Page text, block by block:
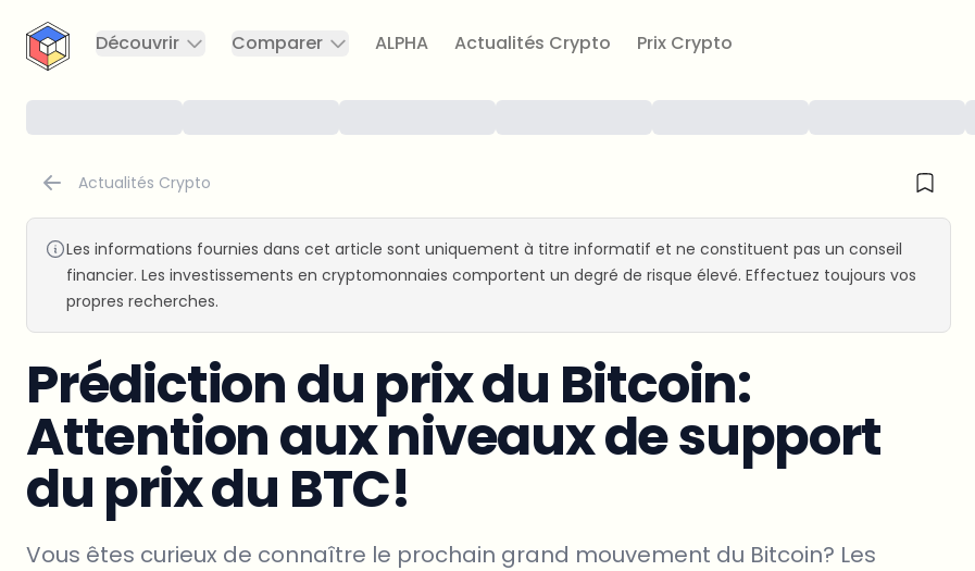
CryptoTicker
Découvrir
Comparer ALPHA Actualités Crypto Prix Crypto
Actualités Crypto
Les informations fournies dans cet article sont uniquement à titre informatif et ne constituent pas un conseil
financier. Les investissements en cryptomonnaies comportent un degré de risque élevé. Effectuez toujours vos
propres recherches.
Prédiction du prix du Bitcoin:
Attention aux niveaux de support
du prix du BTC!
Vous êtes curieux de connaître le prochain grand mouvement du Bitcoin? Les